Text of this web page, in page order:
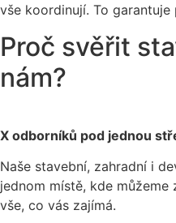
vše koordinují. To
Proč svěřit
nám?
X odborníků pod jednou
Naše stavební, zahradní i
jednom místě, kde
vše, co vás zajímá.